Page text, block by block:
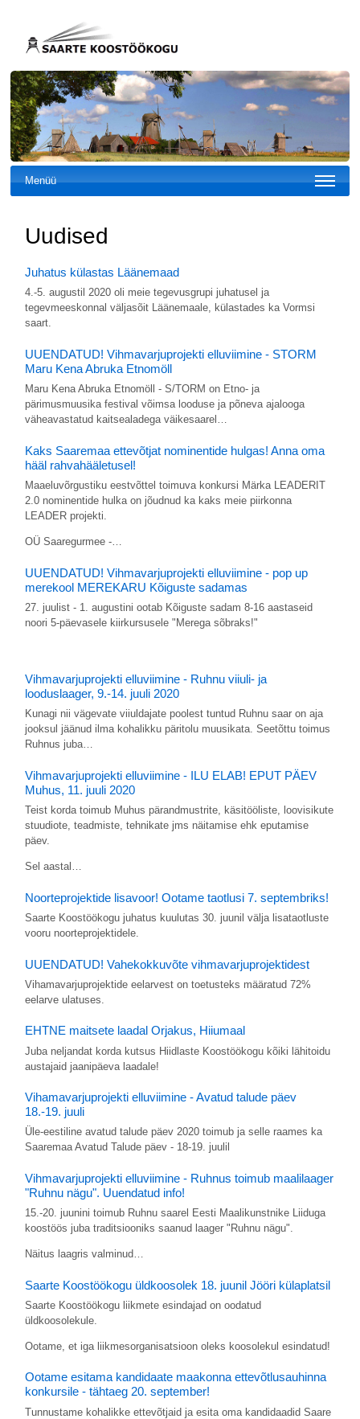
Menüü
Uudised
Juhatus külastas Läänemaad
4.-5. augustil 2020 oli meie tegevusgrupi juhatusel ja
tegevmeeskonnal väljasõit Läänemaale, külastades ka Vormsi
saart.
UUENDATUD! Vihmavarjuprojekti elluviimine - STORM
Maru Kena Abruka Etnomöll
Maru Kena Abruka Etnomöll - S/TORM on Etno- ja
pärimusmuusika festival võimsa looduse ja põneva ajalooga
väheavastatud kaitsealadega väikesaarel…
Kaks Saaremaa ettevõtjat nominentide hulgas! Anna oma
hääl rahvahääletusel!
Maaeluvõrgustiku eestvõttel toimuva konkursi Märka LEADERIT
2.0 nominentide hulka on jõudnud ka kaks meie piirkonna
LEADER projekti.
OÜ Saaregurmee -…
UUENDATUD! Vihmavarjuprojekti elluviimine - pop up
merekool MEREKARU Kõiguste sadamas
27. juulist - 1. augustini ootab Kõiguste sadam 8-16 aastaseid
noori 5-päevasele kiirkursusele "Merega sõbraks!"
Vihmavarjuprojekti elluviimine - Ruhnu viiuli- ja
looduslaager, 9.-14. juuli 2020
Kunagi nii vägevate viiuldajate poolest tuntud Ruhnu saar on aja
jooksul jäänud ilma kohalikku päritolu muusikata. Seetõttu toimus
Ruhnus juba…
Vihmavarjuprojekti elluviimine - ILU ELAB! EPUT PÄEV
Muhus, 11. juuli 2020
Teist korda toimub Muhus pärandmustrite, käsitööliste, loovisikute
stuudiote, teadmiste, tehnikate jms näitamise ehk eputamise
päev.
Sel aastal…
Noorteprojektide lisavoor! Ootame taotlusi 7. septembriks!
Saarte Koostöökogu juhatus kuulutas 30. juunil välja lisataotluste
vooru noorteprojektidele.
UUENDATUD! Vahekokkuvõte vihmavarjuprojektidest
Vihamavarjuprojektide eelarvest on toetusteks määratud 72%
eelarve ulatuses.
EHTNE maitsete laadal Orjakus, Hiiumaal
Juba neljandat korda kutsus Hiidlaste Koostöökogu kõiki lähitoidu
austajaid jaanipäeva laadale!
Vihamavarjuprojekti elluviimine - Avatud talude päev
18.-19. juuli
Üle-eestiline avatud talude päev 2020 toimub ja selle raames ka
Saaremaa Avatud Talude päev - 18-19. juulil
Vihmavarjuprojekti elluviimine - Ruhnus toimub maalilaager
"Ruhnu nägu". Uuendatud info!
15.-20. juunini toimub Ruhnu saarel Eesti Maalikunstnike Liiduga
koostöös juba traditsiooniks saanud laager "Ruhnu nägu".
Näitus laagris valminud…
Saarte Koostöökogu üldkoosolek 18. juunil Jööri külaplatsil
Saarte Koostöökogu liikmete esindajad on oodatud
üldkoosolekule.
Ootame, et iga liikmesorganisatsioon oleks koosolekul esindatud!
Ootame esitama kandidaate maakonna ettevõtlusauhinna
konkursile - tähtaeg 20. september!
Tunnustame kohalikke ettevõtjaid ja esita oma kandidaadid Saare